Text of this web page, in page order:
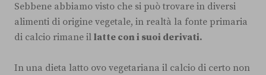
Sebbene abbiamo visto che si può trovare in diversi
alimenti di origine vegetale, in realtà la fonte primaria
di calcio rimane il latte con i suoi derivati.
In una dieta latto ovo vegetariana il calcio di certo non